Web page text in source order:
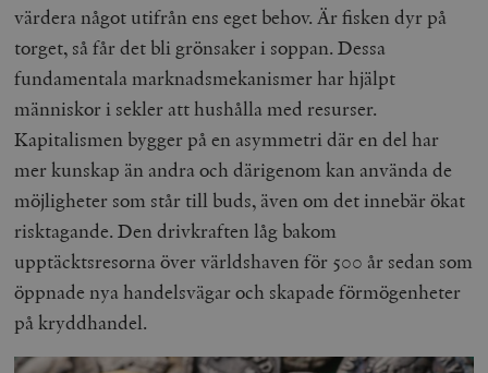
värdera något utifrån ens eget behov. Är fisken dyr på
torget, så får det bli grönsaker i soppan. Dessa
fundamentala marknadsmekanismer har hjälpt
människor i sekler att hushålla med resurser.
Kapitalismen bygger på en asymmetri där en del har
mer kunskap än andra och därigenom kan använda de
möjligheter som står till buds, även om det innebär ökat
risktagande. Den drivkraften låg bakom
upptäcktsresorna över världshaven för 500 år sedan som
öppnade nya handelsvägar och skapade förmögenheter
på kryddhandel.